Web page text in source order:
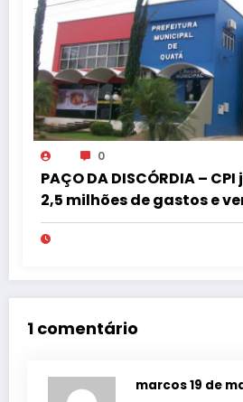
0
PAÇO DA DISCÓRDIA –
2,5 milhões de gastos e
pede “acordo” para
milhões
1 comentário
marcos19 de